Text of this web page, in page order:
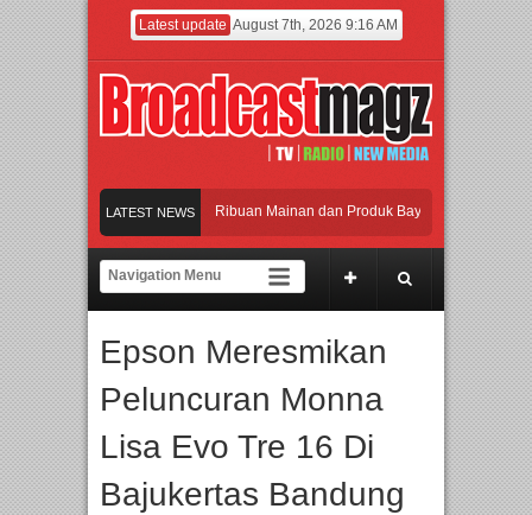
Latest update August 7th, 2026 9:16 AM
LATEST NEWS
Jakarta dengan Ribuan Mainan dan Produk Bayi dari Seluruh Dunia,
Gerbang Inovasi dan Peluang Bisnis Industri Gifts dan Housewares Asia
Perpaduan Warisan Dan Semangat Lokal, BIRKENSTOCK INDONESIA
Jakarta dengan Ribuan Mainan dan Produk Bayi dari Seluruh Dunia,
Epson Meresmikan
Peluncuran Monna
Lisa Evo Tre 16 Di
Bajukertas Bandung